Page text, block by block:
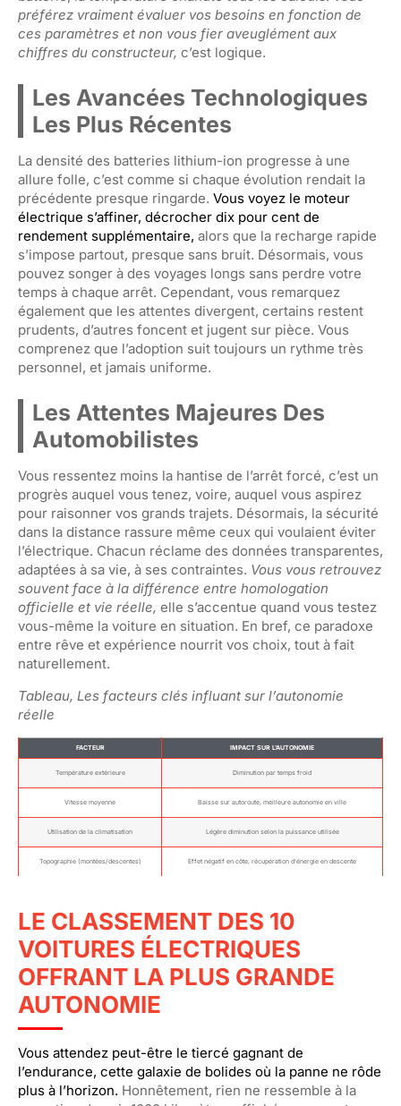
préférez vraiment évaluer vos besoins en fonction de
ces paramètres et non vous fier aveuglément aux
chiffres du constructeur, c’est logique.
Les Avancées Technologiques
Les Plus Récentes
La densité des batteries lithium-ion progresse à une
allure folle, c’est comme si chaque évolution rendait la
précédente presque ringarde. Vous voyez le moteur
électrique s’affiner, décrocher dix pour cent de
rendement supplémentaire, alors que la recharge rapide
s’impose partout, presque sans bruit. Désormais, vous
pouvez songer à des voyages longs sans perdre votre
temps à chaque arrêt. Cependant, vous remarquez
également que les attentes divergent, certains restent
prudents, d’autres foncent et jugent sur pièce. Vous
comprenez que l’adoption suit toujours un rythme très
personnel, et jamais uniforme.
Les Attentes Majeures Des
Automobilistes
Vous ressentez moins la hantise de l’arrêt forcé, c’est un
progrès auquel vous tenez, voire, auquel vous aspirez
pour raisonner vos grands trajets. Désormais, la sécurité
dans la distance rassure même ceux qui voulaient éviter
l’électrique. Chacun réclame des données transparentes,
adaptées à sa vie, à ses contraintes. Vous vous retrouvez
souvent face à la différence entre homologation
officielle et vie réelle, elle s’accentue quand vous testez
vous-même la voiture en situation. En bref, ce paradoxe
entre rêve et expérience nourrit vos choix, tout à fait
naturellement.
Tableau, Les facteurs clés influant sur l’autonomie
réelle
FACTEUR IMPACT SUR L’AUTONOMIE
Température extérieure Diminution par temps froid
Vitesse moyenne Baisse sur autoroute, meilleure autonomie en ville
Utilisation de la climatisation Légère diminution selon la puissance utilisée
Topographie (montées/descentes) Effet négatif en côte, récupération d’énergie en descente
LE CLASSEMENT DES 10
VOITURES ÉLECTRIQUES
OFFRANT LA PLUS GRANDE
AUTONOMIE
Vous attendez peut-être le tiercé gagnant de
l’endurance, cette galaxie de bolides où la panne ne rôde
plus à l’horizon. Honnêtement, rien ne ressemble à la